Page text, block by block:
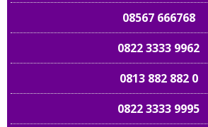
08567 666768
0822 3333 9962
0813 882 882 0
0822 3333 9995